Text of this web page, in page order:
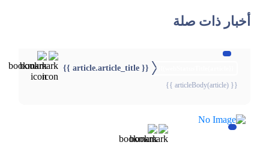
أخبار ذات صلة
{{ article.article_title }}
{{ articleBody(article) }}